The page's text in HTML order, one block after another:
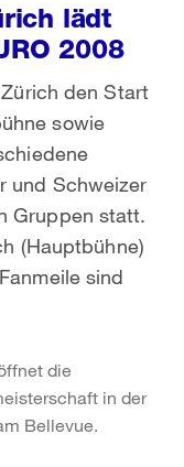
lädt
2008
den Start
sowie
und Schweizer
Gruppen statt.
(Hauptbühne)
sind
die
in der
Bellevue.